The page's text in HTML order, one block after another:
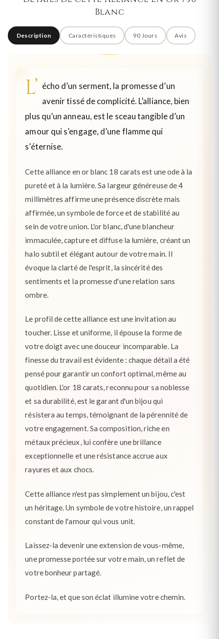
Blanc
Description Caractéristiques 90 Jours Avis
L’ écho d’un serment, la promesse d’un
avenir tissé de complicité. L’alliance, bien
plus qu’un anneau, est le sceau tangible d’un
amour qui s’engage, d’une flamme qui
s’éternise.
Cette alliance en or blanc 18 carats est une ode à la
pureté et à la lumière. Sa largeur généreuse de 4
millimètres affirme une présence discrète mais
affirmée, un symbole de force et de stabilité au
sein de votre union. L'or blanc, d'une blancheur
immaculée, capture et diffuse la lumière, créant un
halo subtil et élégant autour de votre main. Il
évoque la clarté de l'esprit, la sincérité des
sentiments et la promesse d'une relation sans
ombre.
Le profil de cette alliance est une invitation au
toucher. Lisse et uniforme, il épouse la forme de
votre doigt avec une douceur incomparable. La
finesse du travail est évidente : chaque détail a été
pensé pour garantir un confort optimal, même au
quotidien. L'or 18 carats, reconnu pour sa noblesse
et sa durabilité, est le garant d'un bijou qui
résistera au temps, témoignant de la pérennité de
votre engagement. Sa composition, riche en
métaux précieux, lui confère une brillance
exceptionnelle et une résistance accrue aux
rayures et aux chocs.
Cette alliance n'est pas simplement un bijou, c'est
un héritage. Un symbole de votre histoire, un rappel
constant de l'amour qui vous unit.
Laissez-la devenir une extension de vous-même,
une promesse portée sur votre main, un reflet de
votre bonheur partagé.
Portez-la, et que son éclat illumine votre chemin.